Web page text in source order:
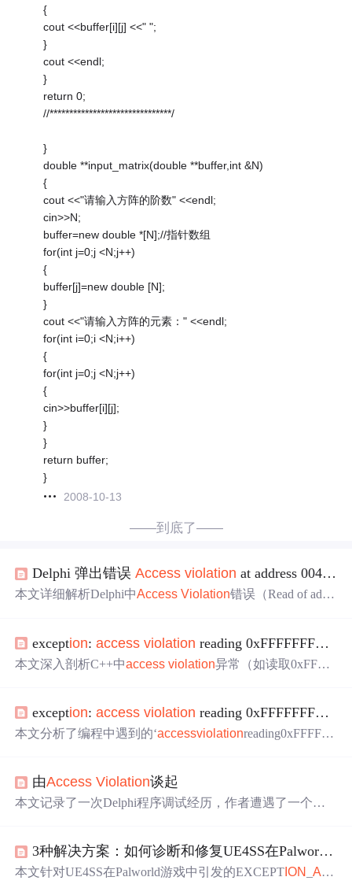
{
cout <<buffer[i][j] <<" ";
}
cout <<endl;
}
return 0;
//*******************************/
}
double **input_matrix(double **buffer,int &N)
{
cout <<"请输入方阵的阶数" <<endl;
cin>>N;
buffer=new double *[N];//指针数组
for(int j=0;j <N;j++)
{
buffer[j]=new double [N];
}
cout <<"请输入方阵的元素：" <<endl;
for(int i=0;i <N;i++)
{
for(int j=0;j <N;j++)
{
cin>>buffer[i][j];
}
}
return buffer;
}
2008-10-13
——到底了——
Delphi 弹出错误Access violation at address 0048B11A in module ‘XXXX.exe‘. Read of address 00000000解决
本文详细解析Delphi中Access Violation错误（Read of addr
实例化、动态数组未初始化等十大典型场景，并提供IDE
调试、EurekaLog捕获、安全JSON解析代码模式及Assigne
exception:access violation reading 0xFFFFFFFFFFFFFFFF - 从调试器视角拆解内存访问违规
本文深入剖析C++中access violation异常（如读取0xFFFF
针引用、数组越界、释放后使用、结构体成员越界等典型
场景；详解AddressSanitizer、异常断点、内存断点等高级
exception:access violation reading 0xFFFFFFFFFFFFFFFF
本文分析了编程中遇到的‘accessviolationreading0xFFFFFF
略，以提升程序的稳定性和健壮性。
由Access Violation谈起
本文记录了一次Delphi程序调试经历，作者遭遇了一个棘
见误区。
3种解决方案：如何诊断和修复UE4SS在Palworld游戏中的内存访问冲突崩溃
本文针对UE4SS在Palworld游戏中引发的EXCEPT ION _AC